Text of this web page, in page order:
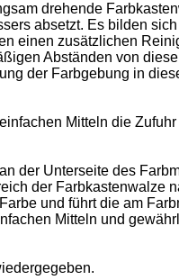
drehende
absetzt. Es bilden
einen zusätzlichen
Abständen von
der Farbgebung in
Mitteln die
der Unterseite des
der Farbkastenwalze
und führt die am
Mitteln und